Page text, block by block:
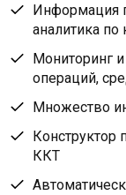
Информация
аналитика
Мониторинг и
операций,
Множество
Конструктор
ККТ